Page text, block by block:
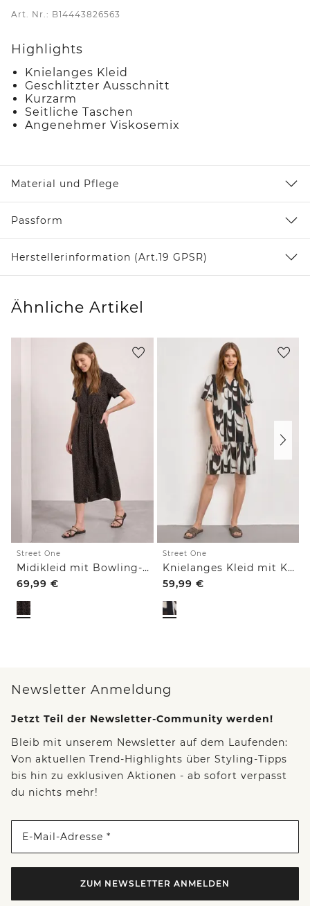
Art. Nr.: B14443826563
Highlights
Knielanges Kleid
Geschlitzter Ausschnitt
Kurzarm
Seitliche Taschen
Angenehmer Viskosemix
Material und Pflege
Passform
Herstellerinformation (Art.19 GPSR)
Ähnliche Artikel
Street One
Midikleid mit Bowling-Kragen und Leo-Print
69,99 €
Street One
Knielanges Kleid mit Kurzarm und Print
59,99 €
Newsletter Anmeldung
Jetzt Teil der Newsletter-Community werden!
Bleib mit unserem Newsletter auf dem Laufenden:
Von aktuellen Trend-Highlights über Styling-Tipps
bis hin zu exklusiven Aktionen - ab sofort verpasst
du nichts mehr!
E-Mail-Adresse *
ZUM NEWSLETTER ANMELDEN